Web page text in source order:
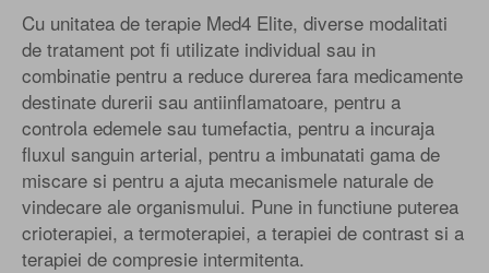
Cu unitatea de terapie Med4 Elite, diverse modalitati
de tratament pot fi utilizate individual sau in
combinatie pentru a reduce durerea fara medicamente
destinate durerii sau antiinflamatoare, pentru a
controla edemele sau tumefactia, pentru a incuraja
fluxul sanguin arterial, pentru a imbunatati gama de
miscare si pentru a ajuta mecanismele naturale de
vindecare ale organismului. Pune in functiune puterea
crioterapiei, a termoterapiei, a terapiei de contrast si a
terapiei de compresie intermitenta.